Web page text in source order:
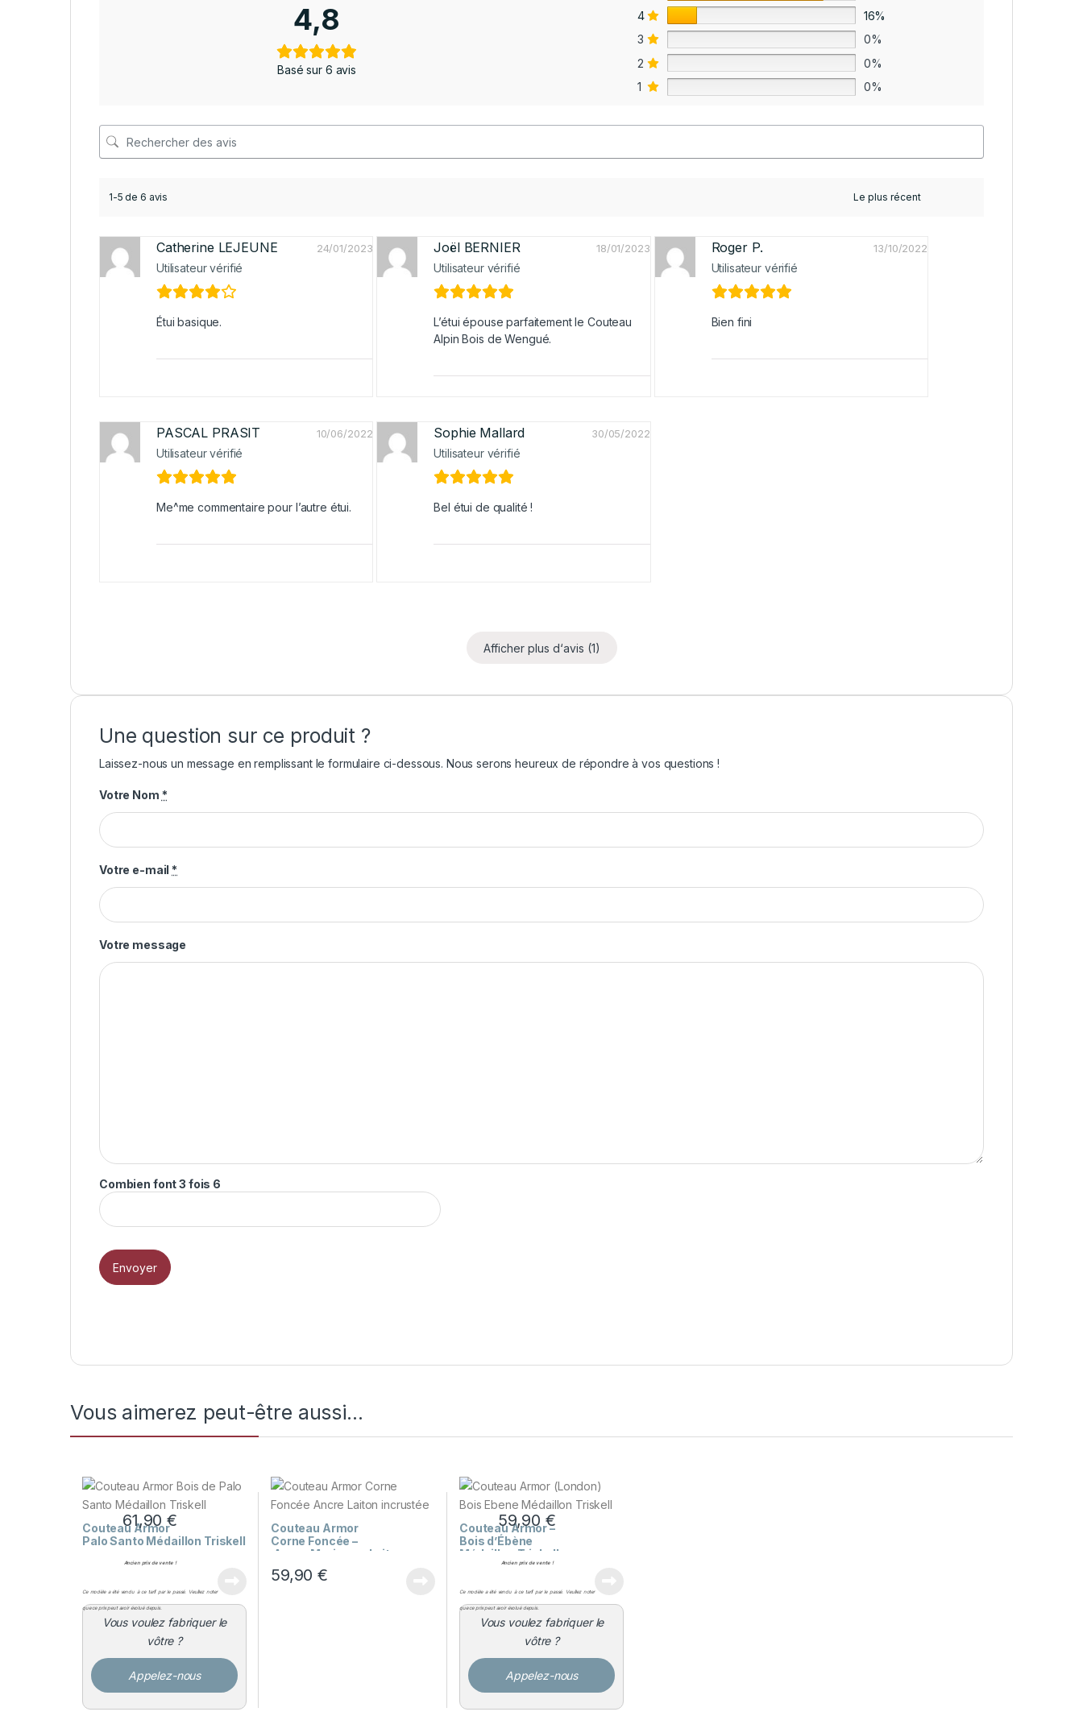
4,8
Basé sur 6 avis
4
16%
3
0%
2
0%
1
0%
1-5 de 6 avis
Catherine LEJEUNE
Utilisateur vérifié
24/01/2023
Étui basique.
Joël BERNIER
Utilisateur vérifié
18/01/2023
L’étui épouse parfaitement le Couteau
Alpin Bois de Wengué.
Roger P.
Utilisateur vérifié
13/10/2022
Bien fini
PASCAL PRASIT
Utilisateur vérifié
10/06/2022
Me^me commentaire pour l’autre étui.
Sophie Mallard
Utilisateur vérifié
30/05/2022
Bel étui de qualité !
Afficher plus d‘avis (1)
Une question sur ce produit ?
Laissez-nous un message en remplissant le formulaire ci-dessous. Nous serons heureux de répondre à vos questions !
Votre Nom *
Votre e-mail *
Votre message
Combien font 3 fois 6
Vous aimerez peut-être aussi…
Couteau Armor
Palo Santo Médaillon Triskell
61,90€
Ancien prix de vente !
Ce modèle a été vendu à ce tarif par le passé. Veuillez noter
que ce prix peut avoir évolué depuis.
Vous voulez fabriquer le
vôtre ?
Appelez-nous
Couteau Armor
Corne Foncée –
Ancre Marine en Laiton
59,90€
Couteau Armor –
Bois d’Ébène
Médaillon Triskell
59,90 €
Ancien prix de vente !
Ce modèle a été vendu à ce tarif par le passé. Veuillez noter
que ce prix peut avoir évolué depuis.
Vous voulez fabriquer le
vôtre ?
Appelez-nous